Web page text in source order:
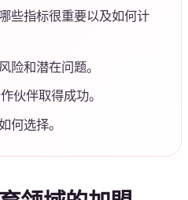
些指标很重要以及如何计
险和潜在问题。
伙伴取得成功。
何选择。